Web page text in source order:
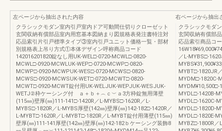
左ページから抽出された内容
クラシックモダン室内引戸室内ドア可動間仕切りクローゼット
玄関収納有償部品室内用窓基本図納まり図規格表発注書特注対
応品索引片引戸標準タイプ③室内引戸ユニット価格一覧・部材
別規格表上吊り方式①本体デザイン呼称商品コード
142016201820錠なし用UK-WEL□-0720-MCWL□-0820-
MCWL□-0920-MCWLUK-WEP□-0720-MCWP□-0820-
MCWP□-0920-MCWPUK-WES□-0720-MCWS□-0820-
MCWS□-0920-MCWSUK-WET□-0720-MCWT□-0820-
MCWT□-0920-MCWT錠付用UK-WELJUK-WEPJUK-WESJUK-
WETJ②枠ケーシング付 ａ＋ｂ＋︵ｃ︶ａ3方枠錠無用薄壁
(115㎜)壁厚(㎜)111-141□-1420R／L-MYBS□-1620R／L-
MYBS□-1820R／L-MYBS厚壁(142㎜)壁厚(㎜)142-182□-1420R／
L-MYBT□-1620R／L-MYBT□-1820R／L-MYBT錠付用薄壁(115㎜)
壁厚(㎜)111-141厚壁(142㎜)壁厚(㎜)142-182ｂケーシング装飾8
右ページから抽出
クラシックモダ
玄関収納有償部
応品索引商品コ
／L-MYBS□-
MYBT□-1820JR
MYDM□-1820C-
MYDM¥10,500□-
MYDL□-1420B-
MYDL□-1620C-
MYDL□-1820D-
MYDL□-1820E-
MYBZ□-1800R／